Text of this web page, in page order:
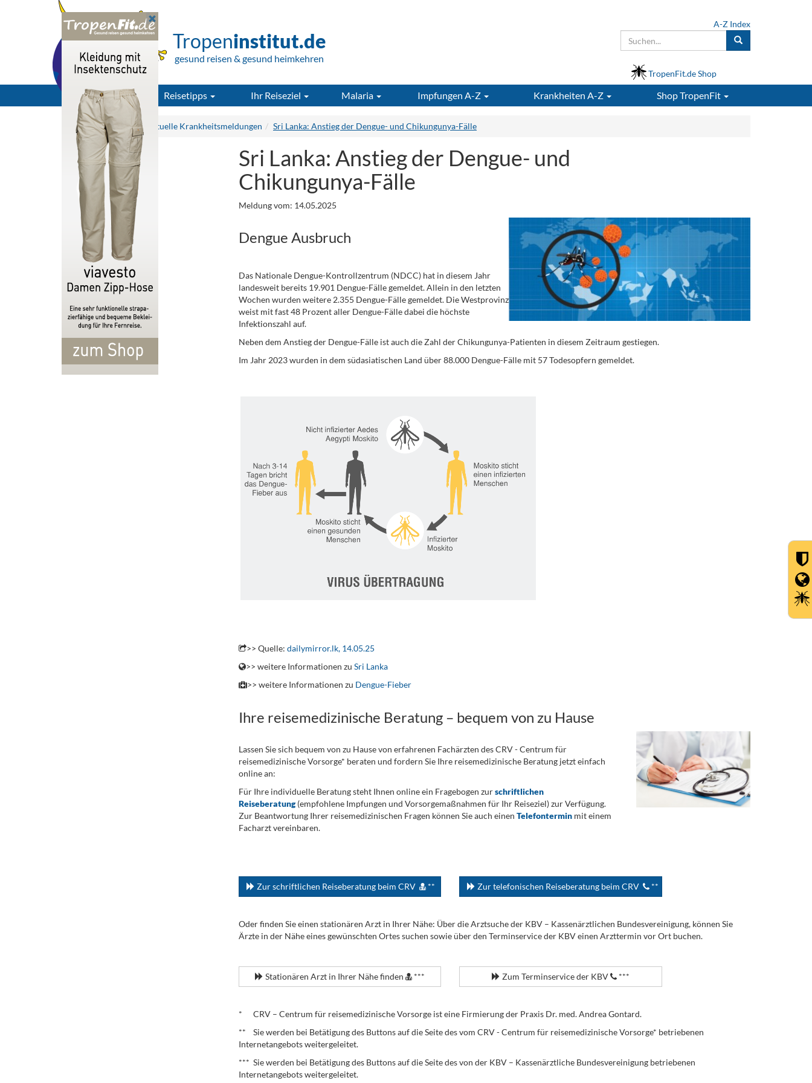
Tropeninstitut.de
gesund reisen & gesund heimkehren
A-Z Index
TropenFit.de Shop
Reisetipps Ihr Reiseziel Malaria Impfungen A-Z Krankheiten A-Z ShopTropenFit
Tropeninstitut.de Aktuelle Krankheitsmeldungen Sri Lanka: Anstieg der Dengue- und Chikungunya-Fälle
Sri Lanka: Anstieg der Dengue- und
Chikungunya-Fälle
Meldung vom: 14.05.2025
Dengue Ausbruch
Das Nationale Dengue-Kontrollzentrum (NDCC) hat in diesem Jahr
landesweit bereits 19.901 Dengue-Fälle gemeldet. Allein in den letzten
Wochen wurden weitere 2.355 Dengue-Fälle gemeldet. Die Westprovinz
weist mit fast 48 Prozent aller Dengue-Fälle dabei die höchste
Infektionszahl auf.
Neben dem Anstieg der Dengue-Fälle ist auch die Zahl der Chikungunya-Patienten in diesem Zeitraum gestiegen.
Im Jahr 2023 wurden in dem südasiatischen Land über 88.000 Dengue-Fälle mit 57 Todesopfern gemeldet.
>> Quelle: dailymirror.lk, 14.05.25
>> weitere Informationen zu Sri Lanka
>> weitere Informationen zu Dengue-Fieber
Ihre reisemedizinische Beratung – bequem von zu Hause
Lassen Sie sich bequem von zu Hause von erfahrenen Fachärzten des CRV - Centrum für
reisemedizinische Vorsorge* beraten und fordern Sie Ihre reisemedizinische Beratung jetzt einfach
online an:
Für Ihre individuelle Beratung steht Ihnen online ein Fragebogen zurschriftlichen
Reiseberatung(empfohlene Impfungen und Vorsorgemaßnahmen für Ihr Reiseziel) zur Verfügung.
Zur Beantwortung Ihrer reisemedizinischen Fragen können Sie auch einen Telefonterminmit einem
Facharzt vereinbaren.
Zur schriftlichen Reiseberatung beim CRV ** Zur telefonischen Reiseberatung beim CRV **
Oder finden Sie einen stationären Arzt in Ihrer Nähe: Über die Arztsuche der KBV – Kassenärztlichen Bundesvereinigung, können Sie
Ärzte in der Nähe eines gewünschten Ortes suchen sowie über den Terminservice der KBV einen Arzttermin vor Ort buchen.
Stationären Arzt in Ihrer Nähe finden *** Zum Terminservice der KBV ***
* CRV – Centrum für reisemedizinische Vorsorge ist eine Firmierung der Praxis Dr. med. Andrea Gontard.
** Sie werden bei Betätigung des Buttons auf die Seite des vom CRV - Centrum für reisemedizinische Vorsorge* betriebenen
Internetangebots weitergeleitet.
*** Sie werden bei Betätigung des Buttons auf die Seite des von der KBV – Kassenärztliche Bundesvereinigung betriebenen
Internetangebots weitergeleitet.